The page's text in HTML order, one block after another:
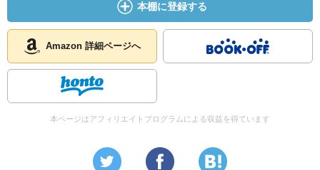
本棚に登録する
Amazon 詳細ページへ
本ページはアフィリエイトプログラムによる収益を得ています